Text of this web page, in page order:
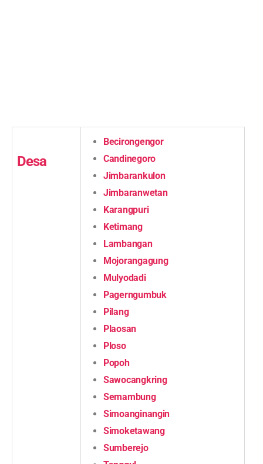
Desa
Becirongengor
Candinegoro
Jimbarankulon
Jimbaranwetan
Karangpuri
Ketimang
Lambangan
Mojorangagung
Mulyodadi
Pagerngumbuk
Pilang
Plaosan
Ploso
Popoh
Sawocangkring
Semambung
Simoanginangin
Simoketawang
Sumberejo